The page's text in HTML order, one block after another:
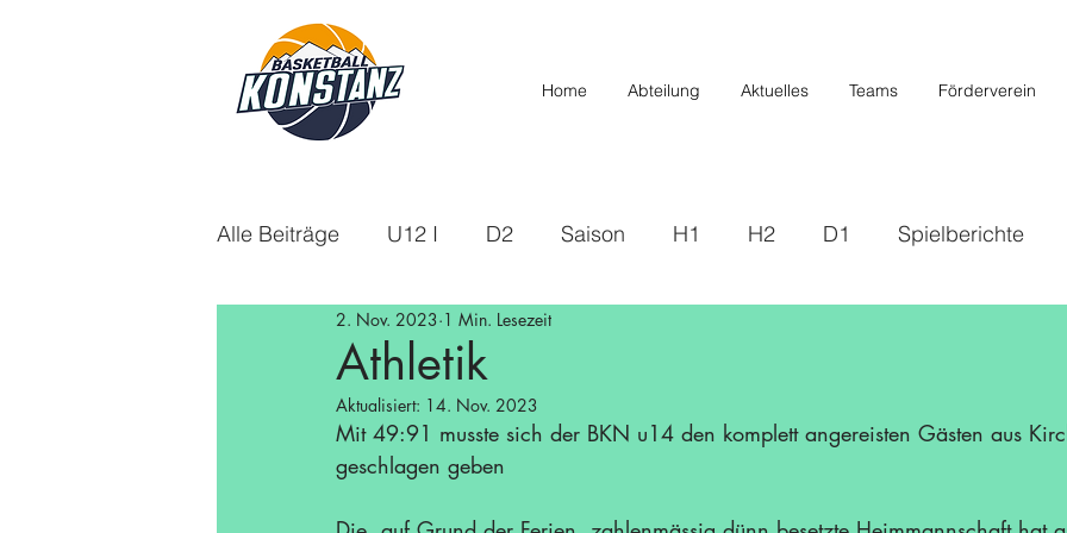
Home Abteilung Aktuelles Teams Förderverein
Alle Beiträge U12 I D2 Saison H1 H2 D1 Spielberichte
U14 Aktuelles
Saison 21/22 Saison 22/23 Saison 23/24 U14 II
Saison 24/25 Saison 25/26
Athletik
2. Nov. 2023 1 Min. Lesezeit
Aktualisiert: 14. Nov. 2023
Mit 49:91 musste sich der BKN u14 den komplett angereisten Gästen aus
geschlagen geben